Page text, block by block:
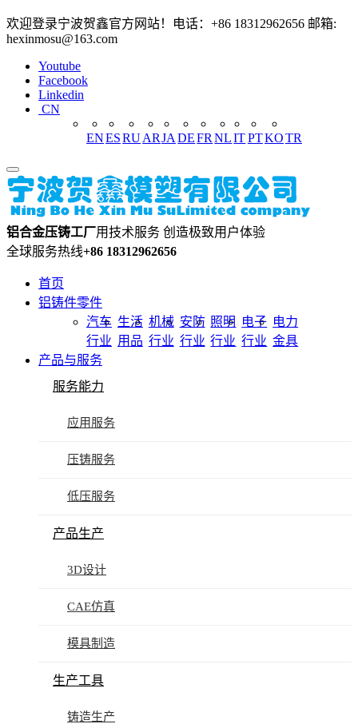
欢迎登录宁波贺鑫官方网站！电话：+86 18312962656 邮箱:
hexinmosu@163.com
Youtube
Facebook
Linkedin
CN
ENESRUARJA DEFR NLITPTKOTR
铝合金压铸工厂用技术服务 创造极致用户体验
全球服务热线+86 18312962656
首页
铝铸件零件
汽车
行业
生活
用品
机械
行业
安防
行业
照明
行业
电子
行业
电力
金具
产品与服务
服务能力
应用服务
压铸服务
低压服务
产品生产
3D设计
CAE仿真
模具制造
生产工具
铸造生产